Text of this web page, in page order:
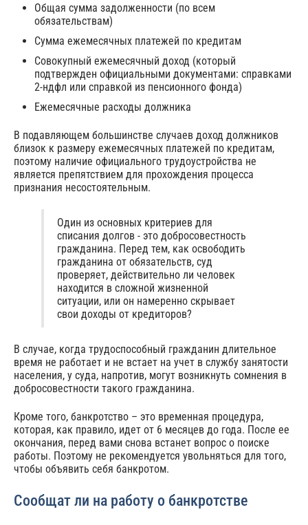
Общая сумма задолженности (по всем
обязательствам)
Сумма ежемесячных платежей по кредитам
Совокупный ежемесячный доход (который
подтвержден официальными документами: справками
2-ндфл или справкой из пенсионного фонда)
Ежемесячные расходы должника
В подавляющем большинстве случаев доход должников
близок к размеру ежемесячных платежей по кредитам,
поэтому наличие официального трудоустройства не
является препятствием для прохождения процесса
признания несостоятельным.
Один из основных критериев для
списания долгов - это добросовестность
гражданина. Перед тем, как освободить
гражданина от обязательств, суд
проверяет, действительно ли человек
находится в сложной жизненной
ситуации, или он намеренно скрывает
свои доходы от кредиторов?
В случае, когда трудоспособный гражданин длительное
время не работает и не встает на учет в службу занятости
населения, у суда, напротив, могут возникнуть сомнения в
добросовестности такого гражданина.
Кроме того, банкротство – это временная процедура,
которая, как правило, идет от 6 месяцев до года. После ее
окончания, перед вами снова встанет вопрос о поиске
работы. Поэтому не рекомендуется увольняться для того,
чтобы объявить себя банкротом.
Сообщат ли на работу о банкротстве